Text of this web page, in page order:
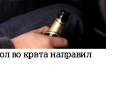
во крвта направил